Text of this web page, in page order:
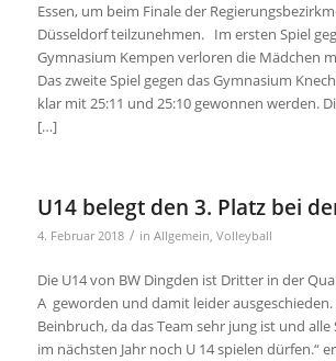
Essen, um beim Finale der
Düsseldorf teilzunehmen. Im ersten Spiel
Gymnasium Kempen verloren die Mädchen
Das zweite Spiel gegen das Gymnasium
klar mit 25:11 und 25:10 gewonnen werden.
[…]
U14 belegt den 3. Platz bei
4. Februar 2018 / in Allgemein, Volleyball
Die U14 von BW Dingden ist Dritter in der
A geworden und damit leider ausgeschieden.
Beinbruch, da das Team sehr jung ist und
im nächsten Jahr noch U 14 spielen dürfen.“